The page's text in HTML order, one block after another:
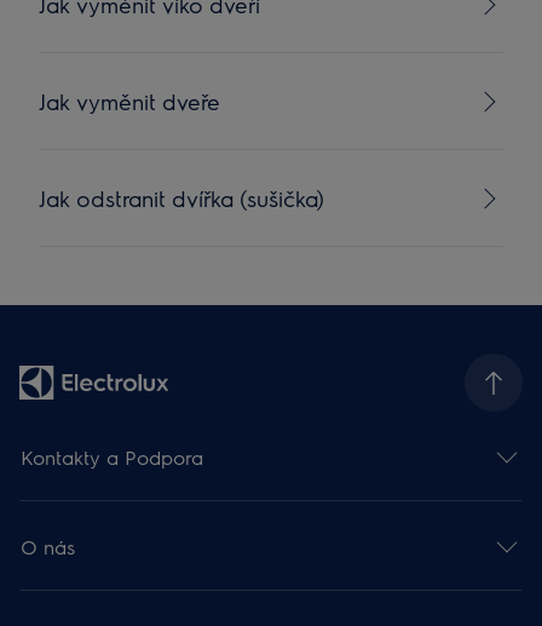
Jak vyměnit dveře
Jak odstranit dvířka (sušička)
Kontakty a Podpora
O nás